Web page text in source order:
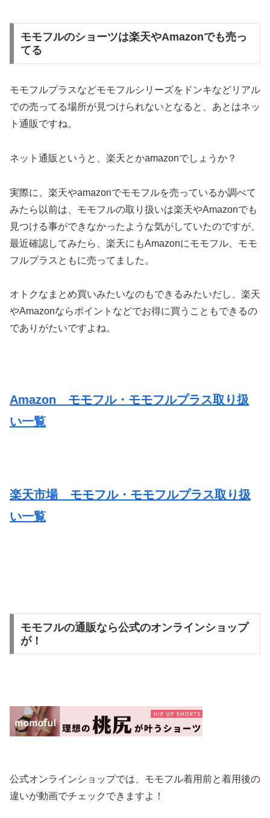
モモフルのショーツは楽天やAmazonでも売っ
てる
モモフルプラスなどモモフルシリーズをドンキなどリアル
での売ってる場所が見つけられないとなると、あとはネッ
ト通販ですね。
ネット通販というと、楽天とかamazonでしょうか？
実際に、楽天やamazonでモモフルを売っているか調べて
みたら以前は、モモフルの取り扱いは楽天やAmazonでも
見つける事ができなかったような気がしていたのですが、
最近確認してみたら、楽天にもAmazonにモモフル、モモ
フルプラスともに売ってました。
オトクなまとめ買いみたいなのもできるみたいだし、楽天
やAmazonならポイントなどでお得に買うこともできるの
でありがたいですよね。
Amazon モモフル・モモフルプラス取り扱
い一覧
楽天市場 モモフル・モモフルプラス取り扱
い一覧
モモフルの通販なら公式のオンラインショップ
が！
公式オンラインショップでは、モモフル着用前と着用後の
違いが動画でチェックできますよ！